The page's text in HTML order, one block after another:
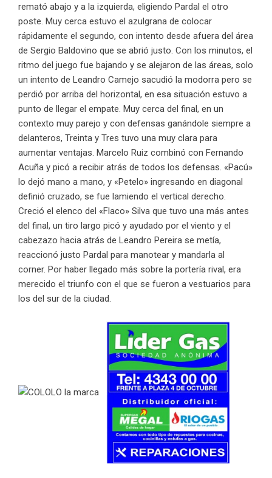
remató abajo y a la izquierda, eligiendo Pardal el otro
poste. Muy cerca estuvo el azulgrana de colocar
rápidamente el segundo, con intento desde afuera del área
de Sergio Baldovino que se abrió justo. Con los minutos, el
ritmo del juego fue bajando y se alejaron de las áreas, solo
un intento de Leandro Camejo sacudió la modorra pero se
perdió por arriba del horizontal, en esa situación estuvo a
punto de llegar el empate. Muy cerca del final, en un
contexto muy parejo y con defensas ganándole siempre a
delanteros, Treinta y Tres tuvo una muy clara para
aumentar ventajas. Marcelo Ruiz combinó con Fernando
Acuña y picó a recibir atrás de todos los defensas. «Pacú»
lo dejó mano a mano, y «Petelo» ingresando en diagonal
definió cruzado, se fue lamiendo el vertical derecho.
Creció el elenco del «Flaco» Silva que tuvo una más antes
del final, un tiro largo picó y ayudado por el viento y el
cabezazo hacia atrás de Leandro Pereira se metía,
reaccionó justo Pardal para manotear y mandarla al
corner. Por haber llegado más sobre la portería rival, era
merecido el triunfo con el que se fueron a vestuarios para
los del sur de la ciudad.